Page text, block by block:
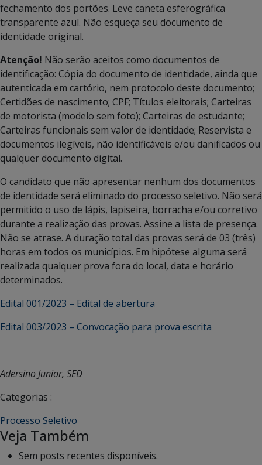
fechamento dos portões. Leve caneta esferográfica
transparente azul. Não esqueça seu documento de
identidade original.
Atenção! Não serão aceitos como documentos de
identificação: Cópia do documento de identidade, ainda que
autenticada em cartório, nem protocolo deste documento;
Certidões de nascimento; CPF; Títulos eleitorais; Carteiras
de motorista (modelo sem foto); Carteiras de estudante;
Carteiras funcionais sem valor de identidade; Reservista e
documentos ilegíveis, não identificáveis e/ou danificados ou
qualquer documento digital.
O candidato que não apresentar nenhum dos documentos
de identidade será eliminado do processo seletivo. Não será
permitido o uso de lápis, lapiseira, borracha e/ou corretivo
durante a realização das provas. Assine a lista de presença.
Não se atrase. A duração total das provas será de 03 (três)
horas em todos os municípios. Em hipótese alguma será
realizada qualquer prova fora do local, data e horário
determinados.
Edital 001/2023 – Edital de abertura
Edital 003/2023 – Convocação para prova escrita
Adersino Junior, SED
Categorias :
Processo Seletivo
Veja Também
Sem posts recentes disponíveis.